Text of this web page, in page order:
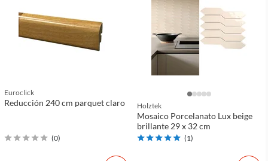
Euroclick
Reducción 240 cm parquet claro
(0)
Holztek
Mosaico Porcelanato Lux beige
brillante 29 x 32 cm
(1)